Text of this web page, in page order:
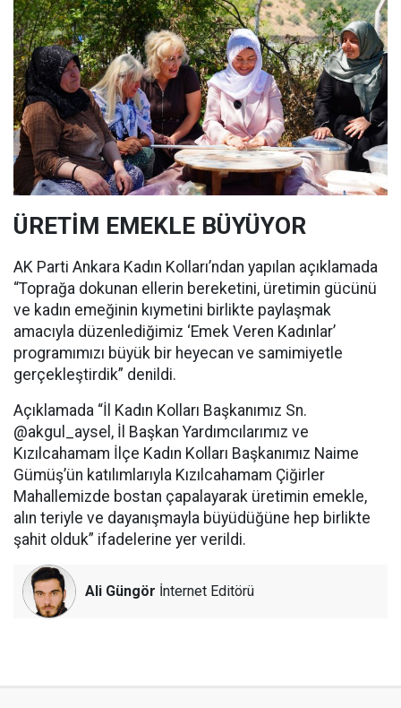
ÜRETİM EMEKLE BÜYÜYOR
AK Parti Ankara Kadın Kolları’ndan yapılan açıklamada
“Toprağa dokunan ellerin bereketini, üretimin gücünü
ve kadın emeğinin kıymetini birlikte paylaşmak
amacıyla düzenlediğimiz ‘Emek Veren Kadınlar’
programımızı büyük bir heyecan ve samimiyetle
gerçekleştirdik” denildi.
Açıklamada “İl Kadın Kolları Başkanımız Sn.
@akgul_aysel, İl Başkan Yardımcılarımız ve
Kızılcahamam İlçe Kadın Kolları Başkanımız Naime
Gümüş’ün katılımlarıyla Kızılcahamam Çiğirler
Mahallemizde bostan çapalayarak üretimin emekle,
alın teriyle ve dayanışmayla büyüdüğüne hep birlikte
şahit olduk” ifadelerine yer verildi.
Ali Güngör İnternet Editörü